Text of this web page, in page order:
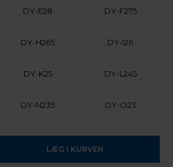
DY-E28 DY-F275
DY-H265 DY-I26
DY-K25 DY-L245
DY-N235 DY-O23